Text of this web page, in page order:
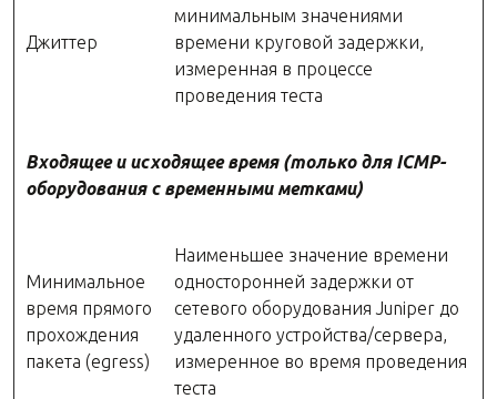
Джиттер
минимальным значениями
времени круговой задержки,
измеренная в процессе
проведения теста
Входящее и исходящее время (только для ICMP-
оборудования с временными метками)
Минимальное
время прямого
прохождения
пакета (egress)
Наименьшее значение времени
односторонней задержки от
сетевого оборудования Juniper до
удаленного устройства/сервера,
измеренное во время проведения
теста